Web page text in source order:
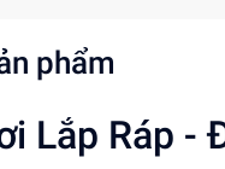
phẩm
Lắp Ráp -